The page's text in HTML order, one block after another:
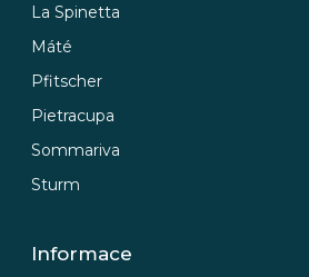
La Spinetta
Máté
Pfitscher
Pietracupa
Sommariva
Sturm
Informace